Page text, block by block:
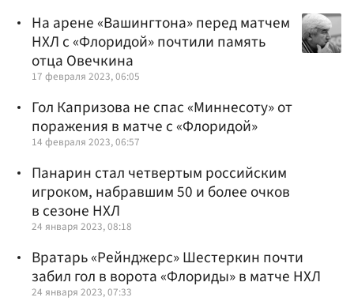
На арене «Вашингтона» перед матчем
НХЛ с «Флоридой» почтили память
отца Овечкина
17 февраля 2023, 06:05
Гол Капризова не спас «Миннесоту» от
поражения в матче с «Флоридой»
14 февраля 2023, 06:57
Панарин стал четвертым российским
игроком, набравшим 50 и более очков
в сезоне НХЛ
24 января 2023, 08:18
Вратарь «Рейнджерс» Шестеркин почти
забил гол в ворота «Флориды» в матче НХЛ
24 января 2023, 07:33